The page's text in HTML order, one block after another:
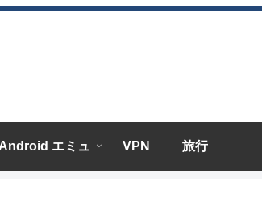
Android エミュ VPN 旅行